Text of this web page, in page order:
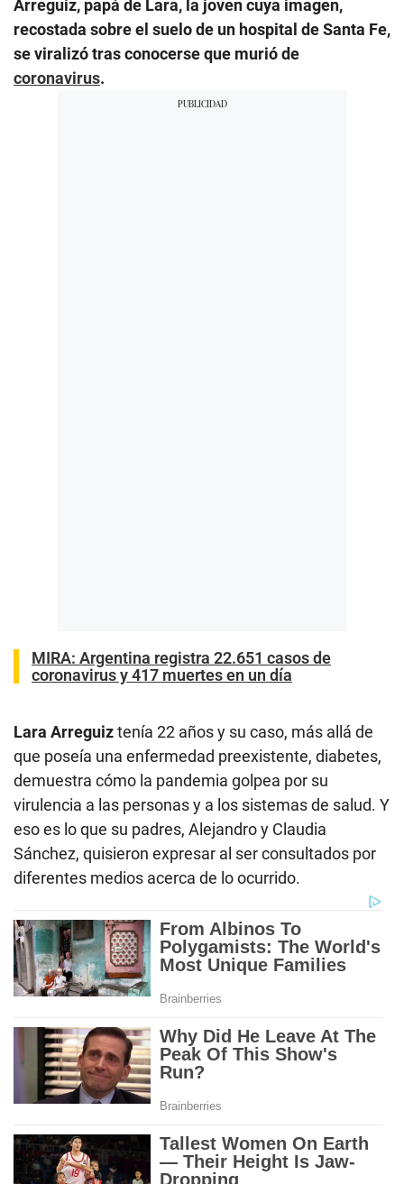
Arreguiz, papá de Lara, la joven cuya imagen,
recostada sobre el suelo de un hospital de Santa Fe,
se viralizó tras conocerse que murió de
coronavirus.
MIRA: Argentina registra 22.651 casos de
coronavirus y 417 muertes en un día
Lara Arreguiztenía 22 años y su caso, más allá de
que poseía una enfermedad preexistente, diabetes,
demuestra cómo la pandemia golpea por su
virulencia a las personas y a los sistemas de salud. Y
eso es lo que su padres, Alejandro y Claudia
Sánchez, quisieron expresar al ser consultados por
diferentes medios acerca de lo ocurrido.